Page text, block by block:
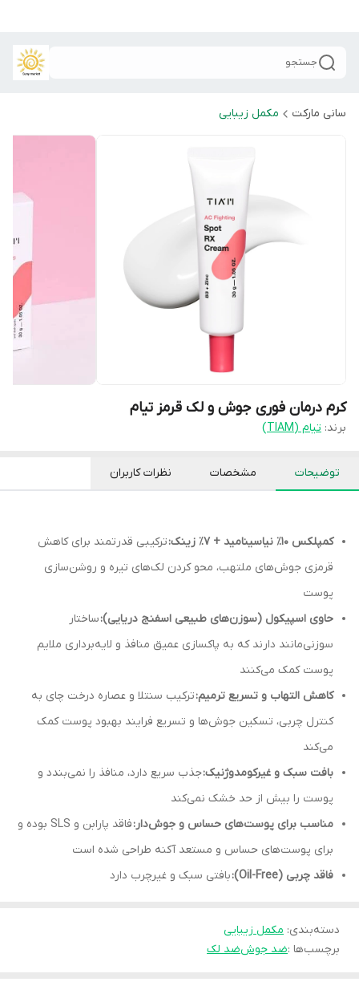
جستجو
سانی مارکت مکمل زیبایی
کرم درمان فوری جوش و لک‌ قرمز تیام
برند: تیام (TIAM)
توضیحات مشخصات نظرات کاربران
کمپلکس ۱۰٪ نیاسینامید + ۷٪ زینک:
ترکیبی قدرتمند برای کاهش
قرمزی جوش‌های ملتهب، محو کردن لک‌های تیره و روشن‌سازی
پوست
حاوی اسپیکول (سوزن‌های طبیعی اسفنج دریایی):ساختار
سوزنی‌مانند دارند که به پاکسازی عمیق منافذ و لایه‌برداری ملایم
پوست کمک می‌کنند
کاهش التهاب و تسریع ترمیم:ترکیب سنتلا و عصاره درخت چای به
کنترل چربی، تسکین جوش‌ها و تسریع فرایند بهبود پوست کمک
می‌کند
بافت سبک و غیرکومدوژنیک:جذب سریع دارد، منافذ را نمی‌بندد و
پوست را بیش از حد خشک نمی‌کند
مناسب برای پوست‌های حساس و جوش‌دار:
فاقد پارابن و SLS بوده و
برای پوست‌های حساس و مستعد آکنه طراحی شده است
فاقد چربی (Oil-Free):
بافتی سبک و غیرچرب دارد
دسته‌بندی: مکمل زیبایی
برچسب‌ها :ضد جوشضد لک